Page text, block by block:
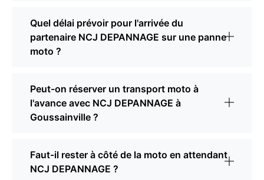
Quel délai prévoir pour l'arrivée du
partenaire NCJ DEPANNAGE sur une panne
moto ?
Peut-on réserver un transport moto à
l'avance avec NCJ DEPANNAGE à
Goussainville ?
Faut-il rester à côté de la moto en attendant
NCJ DEPANNAGE ?